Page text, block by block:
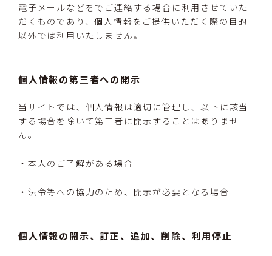
電子メールなどをでご連絡する場合に利用させていた
だくものであり、個人情報をご提供いただく際の目的
以外では利用いたしません。
個人情報の第三者への開示
当サイトでは、個人情報は適切に管理し、以下に該当
する場合を除いて第三者に開示することはありませ
ん。
・本人のご了解がある場合
・法令等への協力のため、開示が必要となる場合
個人情報の開示、訂正、追加、削除、利用停止